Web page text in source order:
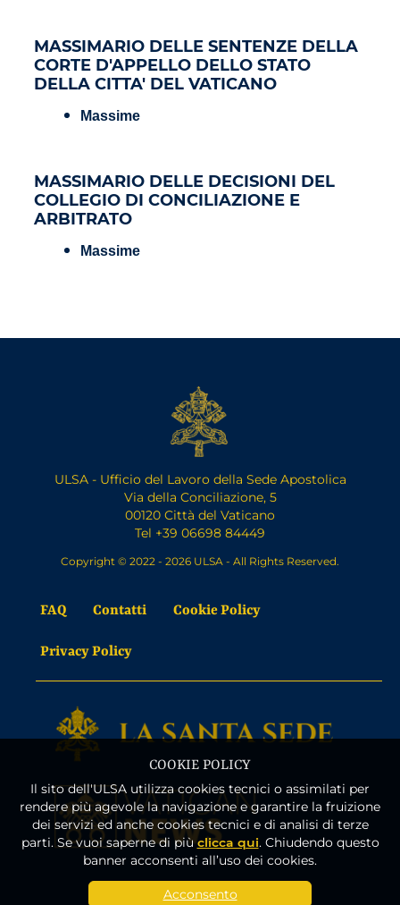
MASSIMARIO DELLE SENTENZE DELLA
CORTE D'APPELLO DELLO STATO
DELLA CITTA' DEL VATICANO
Massime
MASSIMARIO DELLE DECISIONI DEL
COLLEGIO DI CONCILIAZIONE E
ARBITRATO
Massime
ULSA - Ufficio del Lavoro della Sede Apostolica
Via della Conciliazione, 5
00120 Città del Vaticano
Tel +39 06698 84449
Copyright © 2022 - 2026 ULSA - All Rights Reserved.
FAQ Contatti Cookie Policy
Privacy Policy
COOKIE POLICY
Il sito dell'ULSA utilizza cookies tecnici o assimilati per
rendere più agevole la navigazione e garantire la fruizione
dei servizi ed anche cookies tecnici e di analisi di terze
parti. Se vuoi saperne di piùclicca qui. Chiudendo questo
banner acconsenti all’uso dei cookies.
Acconsento